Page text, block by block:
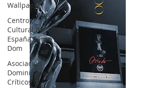
Wallpaper*
Centro
Cultural de
España Santo
Dom
Asociación
Dominicana de
Críticos d